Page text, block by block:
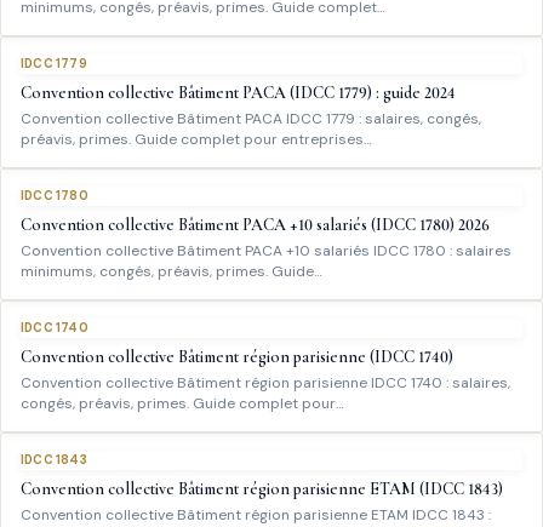
minimums, congés, préavis, primes. Guide complet…
IDCC 1779
Convention collective Bâtiment PACA (IDCC 1779) : guide 2024
Convention collective Bâtiment PACA IDCC 1779 : salaires, congés,
préavis, primes. Guide complet pour entreprises…
IDCC 1780
Convention collective Bâtiment PACA +10 salariés (IDCC 1780) 2026
Convention collective Bâtiment PACA +10 salariés IDCC 1780 : salaires
minimums, congés, préavis, primes. Guide…
IDCC 1740
Convention collective Bâtiment région parisienne (IDCC 1740)
Convention collective Bâtiment région parisienne IDCC 1740 : salaires,
congés, préavis, primes. Guide complet pour…
IDCC 1843
Convention collective Bâtiment région parisienne ETAM (IDCC 1843)
Convention collective Bâtiment région parisienne ETAM IDCC 1843 :